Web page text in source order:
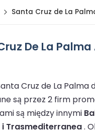
Santa Cruz de La
De La
Cruz de La Palma
są przez 2 firm
są między innymi
Trasmediterranea.